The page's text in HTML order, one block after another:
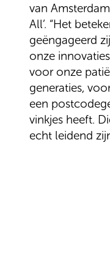
van
All’. “Het
geëngageerd
onze
voor onze
generaties,
een
vinkjes heeft.
echt leidend